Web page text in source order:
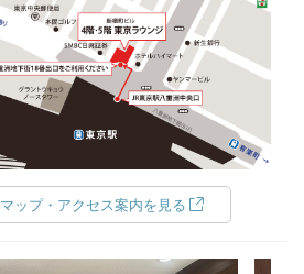
マップ・アクセス案内を見る